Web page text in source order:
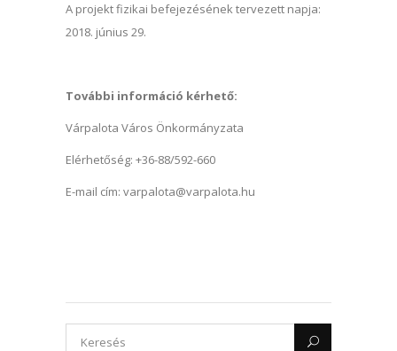
A projekt fizikai befejezésének tervezett napja:
2018. június 29.
További információ kérhető:
Várpalota Város Önkormányzata
Elérhetőség: +36-88/592-660
E-mail cím: varpalota@varpalota.hu